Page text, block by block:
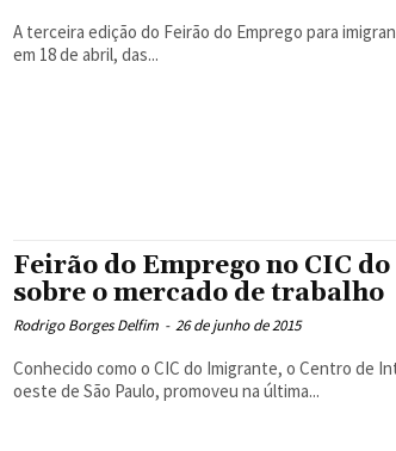
A terceira edição do Feirão do Emprego para
em 18 de abril, das...
Feirão do Emprego no CIC
sobre o mercado de trabalho
Rodrigo Borges Delfim - 26 de junho de 2015
Conhecido como o CIC do Imigrante, o Centro de
oeste de São Paulo, promoveu na última...